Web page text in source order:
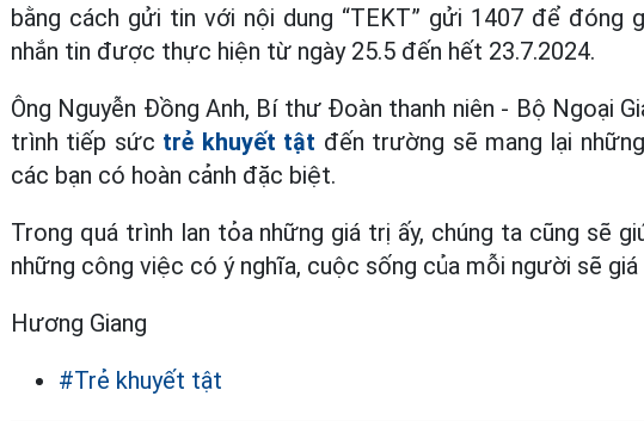
bằng cách gửi tin với nội dung “TEKT” gửi 1407 để đóng
nhắn tin được thực hiện từ ngày 25.5 đến hết 23.7.2024.
Ông Nguyễn Đồng Anh, Bí thư Đoàn thanh niên - Bộ Ngoại
trình tiếp sức trẻ khuyết tật đến trường sẽ mang lại
các bạn có hoàn cảnh đặc biệt.
Trong quá trình lan tỏa những giá trị ấy, chúng ta cũng sẽ
những công việc có ý nghĩa, cuộc sống của mỗi người sẽ giá
Hương Giang
#Trẻ khuyết tật